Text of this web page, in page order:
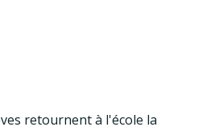
retournent à l'école la